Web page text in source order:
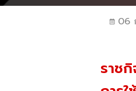
06
ราช